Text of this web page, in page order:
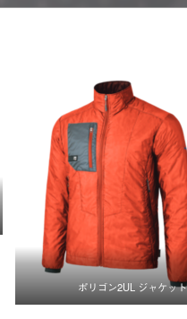
ポリゴン2UL ジャケット